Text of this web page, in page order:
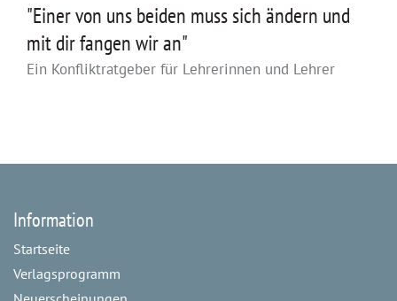
"Einer von uns beiden muss sich ändern und
mit dir fangen wir an"
Ein Konfliktratgeber für Lehrerinnen und Lehrer
Information
Startseite
Verlagsprogramm